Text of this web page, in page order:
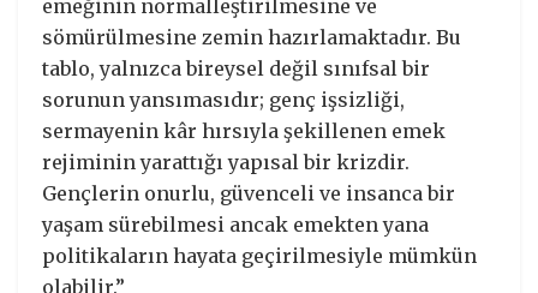
emeğinin normalleştirilmesine ve
sömürülmesine zemin hazırlamaktadır. Bu
tablo, yalnızca bireysel değil sınıfsal bir
sorunun yansımasıdır; genç işsizliği,
sermayenin kâr hırsıyla şekillenen emek
rejiminin yarattığı yapısal bir krizdir.
Gençlerin onurlu, güvenceli ve insanca bir
yaşam sürebilmesi ancak emekten yana
politikaların hayata geçirilmesiyle mümkün
olabilir.”